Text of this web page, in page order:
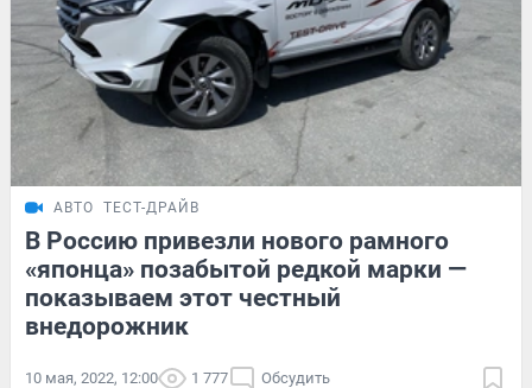
АВТО ТЕСТ-ДРАЙВ
В Россию привезли нового рамного
«японца» позабытой редкой марки —
показываем этот честный
внедорожник
10 мая, 2022, 12:00 1 777 Обсудить